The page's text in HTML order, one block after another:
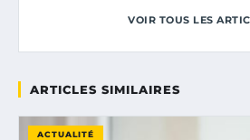
VOIR TOUS LES
ARTICLES SIMILAIRES
ACTUALITÉ